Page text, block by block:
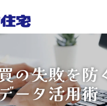
の失敗を防
ータ活用術